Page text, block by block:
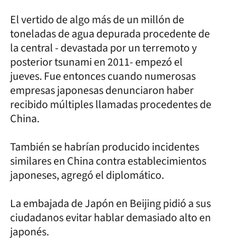
El vertido de algo más de un millón de
toneladas de agua depurada procedente de
la central - devastada por un terremoto y
posterior tsunami en 2011- empezó el
jueves. Fue entonces cuando numerosas
empresas japonesas denunciaron haber
recibido múltiples llamadas procedentes de
China.
También se habrían producido incidentes
similares en China contra establecimientos
japoneses, agregó el diplomático.
La embajada de Japón en Beijing pidió a sus
ciudadanos evitar hablar demasiado alto en
japonés.